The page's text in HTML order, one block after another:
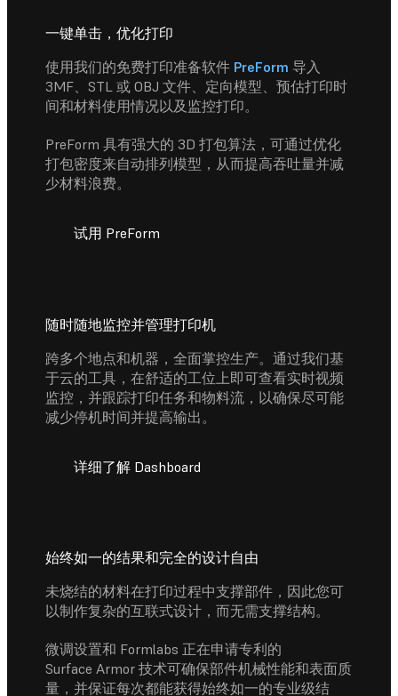
一键单击，优化打印
使用我们的免费打印准备软件 PreForm 导入
3MF、STL 或 OBJ 文件、定向模型、预估打印时
间和材料使用情况以及监控打印。
PreForm 具有强大的 3D 打包算法，可通过优化
打包密度来自动排列模型，从而提高吞吐量并减
少材料浪费。
试用 PreForm
随时随地监控并管理打印机
跨多个地点和机器，全面掌控生产。通过我们基
于云的工具，在舒适的工位上即可查看实时视频
监控，并跟踪打印任务和物料流，以确保尽可能
减少停机时间并提高输出。
详细了解 Dashboard
始终如一的结果和完全的设计自由
未烧结的材料在打印过程中支撑部件，因此您可
以制作复杂的互联式设计，而无需支撑结构。
微调设置和 Formlabs 正在申请专利的
Surface Armor 技术可确保部件机械性能和表面质
量，并保证每次都能获得始终如一的专业级结